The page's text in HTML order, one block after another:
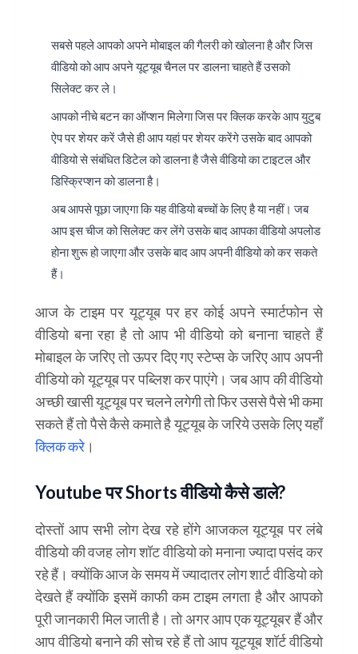
सबसे पहले आपको अपने मोबाइल की गैलरी को खोलना है और जिस
वीडियो को आप अपने यूट्यूब चैनल पर डालना चाहते हैं उसको
सिलेक्ट कर ले।
आपको नीचे बटन का ऑप्शन मिलेगा जिस पर क्लिक करके आप युटुब
ऐप पर शेयर करें जैसे ही आप यहां पर शेयर करेंगे उसके बाद आपको
वीडियो से संबंधित डिटेल को डालना है जैसे वीडियो का टाइटल और
डिस्क्रिप्शन को डालना है।
अब आपसे पूछा जाएगा कि यह वीडियो बच्चों के लिए है या नहीं। जब
आप इस चीज को सिलेक्ट कर लेंगे उसके बाद आपका वीडियो अपलोड
होना शुरू हो जाएगा और उसके बाद आप अपनी वीडियो को कर सकते
हैं।
आज के टाइम पर यूट्यूब पर हर कोई अपने स्मार्टफोन से
वीडियो बना रहा है तो आप भी वीडियो को बनाना चाहते हैं
मोबाइल के जरिए तो ऊपर दिए गए स्टेप्स के जरिए आप अपनी
वीडियो को यूट्यूब पर पब्लिश कर पाएंगे। जब आप की वीडियो
अच्छी खासी यूट्यूब पर चलने लगेगी तो फिर उससे पैसे भी कमा
सकते हैं तो पैसे कैसे कमाते है यूट्यूब के जरिये उसके लिए यहाँ
क्लिक करे ।
Youtube पर Shorts वीडियो कैसे डाले?
दोस्तों आप सभी लोग देख रहे होंगे आजकल यूट्यूब पर लंबे
वीडियो की वजह लोग शॉट वीडियो को मनाना ज्यादा पसंद कर
रहे हैं। क्योंकि आज के समय में ज्यादातर लोग शार्ट वीडियो को
देखते हैं क्योंकि इसमें काफी कम टाइम लगता है और आपको
पूरी जानकारी मिल जाती है। तो अगर आप एक यूट्यूबर हैं और
आप वीडियो बनाने की सोच रहे हैं तो आप यूट्यूब शॉर्ट वीडियो